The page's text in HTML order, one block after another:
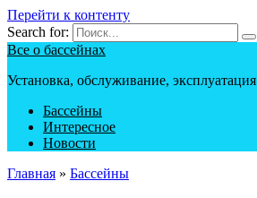
Перейти к контенту
Search for:
Все о бассейнах
Установка, обслуживание, эксплуатация
Бассейны
Интересное
Новости
Главная » Бассейны